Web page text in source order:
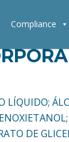
Compliance
DE